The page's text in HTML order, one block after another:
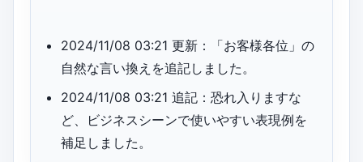
2024/11/08 03:21 更新：「お客様各位」の
自然な言い換えを追記しました。
2024/11/08 03:21 追記：恐れ入りますな
ど、ビジネスシーンで使いやすい表現例を
補足しました。